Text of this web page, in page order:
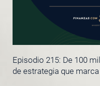
Episodio 215: De 100
de estrategia que